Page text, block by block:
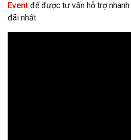
Event để được tư vấn hỗ trợ
đãi nhất.